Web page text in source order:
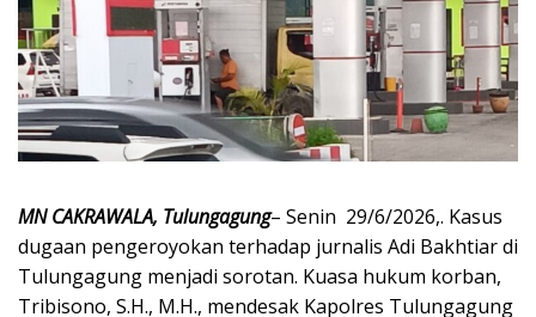
MN CAKRAWALA, Tulungagung– Senin 29/6/2026,. Kasus
dugaan pengeroyokan terhadap jurnalis Adi Bakhtiar di
Tulungagung menjadi sorotan. Kuasa hukum korban,
Tribisono, S.H., M.H., mendesak Kapolres Tulungagung